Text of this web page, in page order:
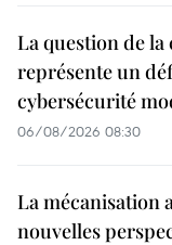
La question de la
représente un
cybersécurité
06/08/2026 08:30
La mécanisation
nouvelles